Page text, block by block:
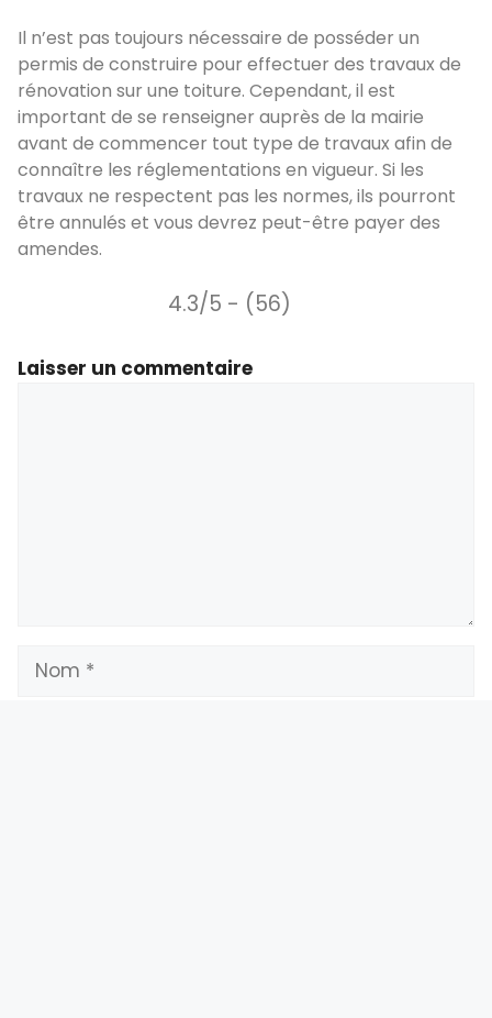
Il n’est pas toujours nécessaire de posséder un
permis de construire pour effectuer des travaux de
rénovation sur une toiture. Cependant, il est
important de se renseigner auprès de la mairie
avant de commencer tout type de travaux afin de
connaître les réglementations en vigueur. Si les
travaux ne respectent pas les normes, ils pourront
être annulés et vous devrez peut-être payer des
amendes.
4.3/5 - (56)
Laisser un commentaire